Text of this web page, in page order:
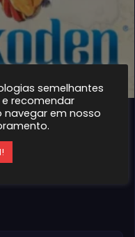
semelhantes
recomendar
navegar em nosso